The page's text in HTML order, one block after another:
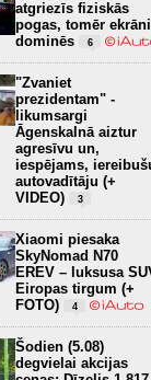
atgriezīs fiziskās
pogas, tomēr ekrāni
dominēs
6
"Zvaniet
prezidentam" -
likumsargi
Āgenskalnā aiztur
agresīvu un,
iespējams,
autovadītāju (+
VIDEO)
3
Xiaomi piesaka
SkyNomad N70
EREV – luksusa
Eiropas tirgum (+
FOTO)
4
Šodien (5.08)
degvielai akcijas